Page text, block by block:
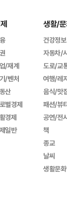
/재계
/벤처
산
벌경제
경제
일반
생활/
건강정보
자동차/
도로/교
여행/레
음식/맛
패션/뷰
공연/전
책
종교
날씨
생활문